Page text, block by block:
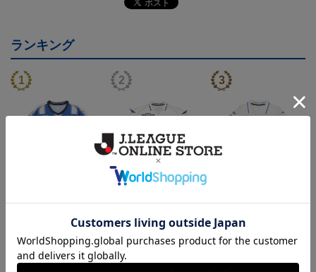
ランキング
26/27オーセンティックユ 26/27オーセンティックユ
d）
26/27オーセンティックユ
d）
トピックス